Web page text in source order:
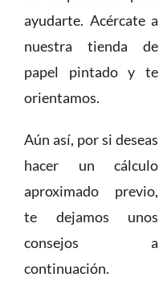
ayudarte. Acércate a
nuestra tienda de
papel pintado y te
orientamos.
Aún así, por si deseas
hacer un cálculo
aproximado previo,
te dejamos unos
consejos a
continuación.